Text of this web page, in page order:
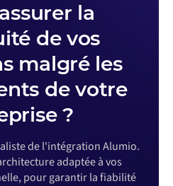
la
de vos
malgré les
de votre
?
de l'intégration Alumio.
adaptée à vos
pour garantir la fiabilité